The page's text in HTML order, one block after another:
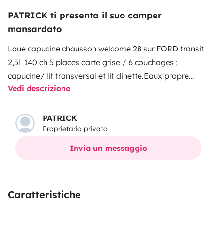
PATRICK ti presenta il suo camper
mansardato
Loue capucine chausson welcome 28 sur FORD transit
2,5l 140 ch 5 places carte grise / 6 couchages ;
capucine/ lit transversal et lit dinette.Eaux propre
170L/usées 110LFrigo/ congel, hotte aspirante, 3 feux
gaz, vaisselles, couverts, nappechauffage truma,
chauffage de route, 2 bouteilles de gaz
antenne automatique,store extérieur, protection
isotherme intérieur pour pare brise et vitres, volet
velos 4 avec possibiliter de mettre 1 vélos dans la
PASSIONGuide des aires et stationnements
Vedi descrizione
PATRICK
Proprietario privato
Invia un messaggio
Caratteristiche